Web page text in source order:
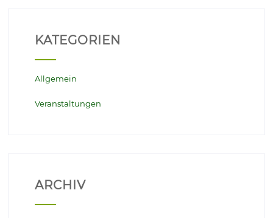
KATEGORIEN
Allgemein
Veranstaltungen
ARCHIV